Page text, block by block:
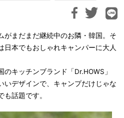
がまだまだ継続中のお隣・韓国。そ
日本でもおしゃれキャンパーに大人
キッチンブランド「Dr.HOWS」
いデザインで、キャンプだけじゃな
も話題です。